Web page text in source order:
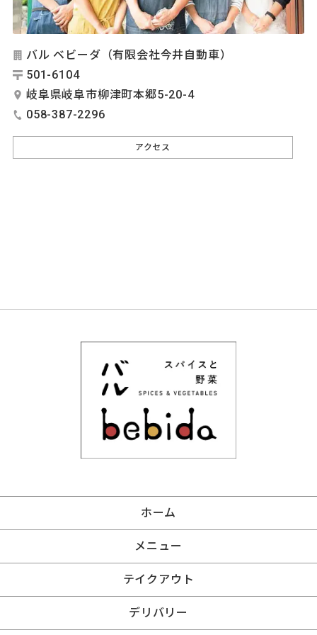
バル ベビーダ（有限会社今井自動車）
501-6104
岐阜県岐阜市柳津町本郷5-20-4
058-387-2296
アクセス
ホーム
メニュー
テイクアウト
デリバリー